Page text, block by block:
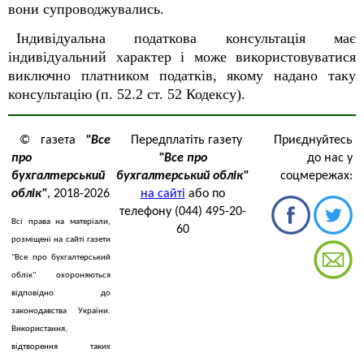
вони супроводжувались.
Індивідуальна податкова консультація має
індивідуальний характер і може використовуватися
виключно платником податків, якому надано таку
консультацію (п. 52.2 ст. 52 Кодексу).
© газета "Все
про
бухгалтерський
облік", 2018-2026
Всі права на матеріали,
розміщені на сайті газети
"Все про бухгалтерський
облік" охороняються
відповідно до
законодавства України.
Використання,
відтворення таких
Передплатіть газету
"Все про
бухгалтерський облік"
на сайті або по
телефону (044) 495-20-
60
Приєднуйтесь
до нас у
соцмережах: